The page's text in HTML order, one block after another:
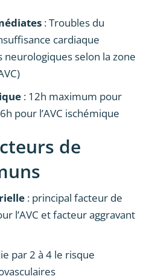
: Troubles du
cardiaque
neurologiques selon la zone
: 12h maximum pour
pour l’AVC ischémique
de
: principal facteur de
l’AVC et facteur aggravant
par 2 à 4 le risque